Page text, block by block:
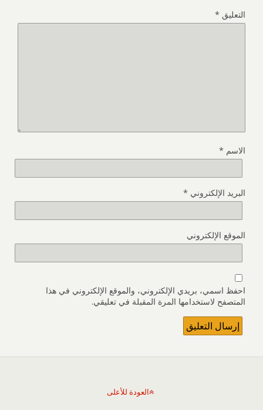
التعليق *
الاسم *
البريد الإلكتروني *
الموقع الإلكتروني
احفظ اسمي، بريدي الإلكتروني، والموقع الإلكتروني في هذا
المتصفح لاستخدامها المرة المقبلة في تعليقي.
العودة للأعلى